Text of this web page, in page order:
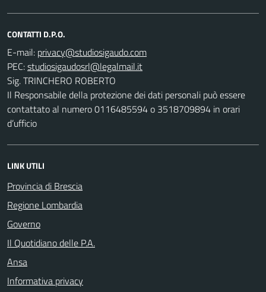
CONTATTI D.P.O.
E-mail:
PEC:
Sig. TRINCHERO ROBERTO
Il Responsabile della protezione dei dati personali può essere
contattato al numero 0116485594 o 3518709894 in orari
d’ufficio
LINK UTILI
Provincia di Brescia
Regione Lombardia
Governo
Il Quotidiano delle P.A.
Ansa
Informativa privacy